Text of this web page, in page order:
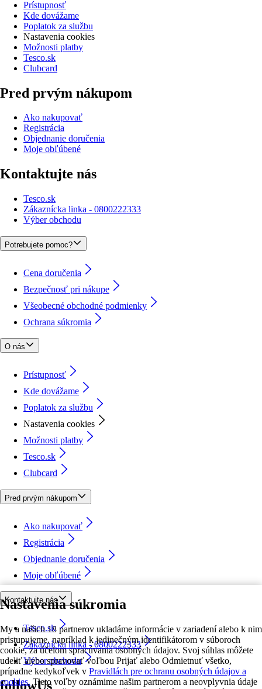
Nastavenia súkromia
My a našich 18 partnerov ukladáme informácie v zariadení alebo k nim
pristupujeme, napríklad k jedinečným identifikátorom v súboroch
cookie, za účelom spracúvania osobných údajov. Svoj súhlas môžete
udeliť alebo spravovať voľbou Prijať alebo Odmietnuť všetko,
prípadne kedykoľvek v Pravidlách pre ochranu osobných údajov a
cookies. Tieto voľby oznámime našim partnerom a neovplyvnia údaje
Prístupnosť
Kde dovážame
Poplatok za službu
Nastavenia cookies
Možnosti platby
Tesco.sk
Clubcard
Pred prvým nákupom
Ako nakupovať
Registrácia
Objednanie doručenia
Moje obľúbené
Kontaktujte nás
Tesco.sk
Zákaznícka linka - 0800222333
Výber obchodu
Potrebujete pomoc?
Cena doručenia
Bezpečnosť pri nákupe
Všeobecné obchodné podmienky
Ochrana súkromia
O nás
Prístupnosť
Kde dovážame
Poplatok za službu
Nastavenia cookies
Možnosti platby
Tesco.sk
Clubcard
Pred prvým nákupom
Ako nakupovať
Registrácia
Objednanie doručenia
Moje obľúbené
Kontaktujte nás
Tesco.sk
Zákaznícka linka - 0800222333
Výber obchodu
followUs